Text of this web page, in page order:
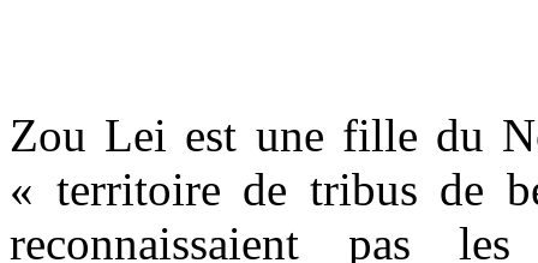
Zou Lei est une fille du
« territoire de tribus de
reconnaissaient pas